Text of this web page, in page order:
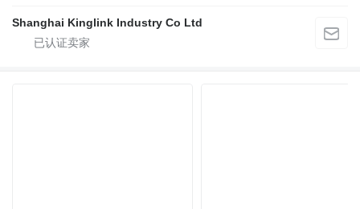
Shanghai Kinglink Industry Co Ltd